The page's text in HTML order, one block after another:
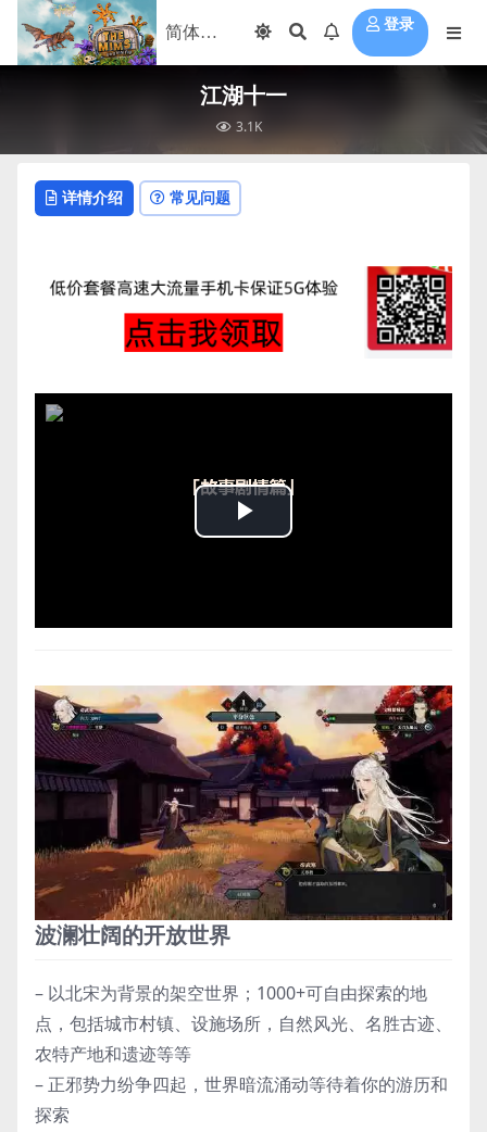
登录
江湖十一
3.1K
详情介绍 常见问题
Play
波澜壮阔的开放世界
– 以北宋为背景的架空世界；1000+可自由探索的地
点，包括城市村镇、设施场所，自然风光、名胜古迹、
农特产地和遗迹等等
– 正邪势力纷争四起，世界暗流涌动等待着你的游历和
探索